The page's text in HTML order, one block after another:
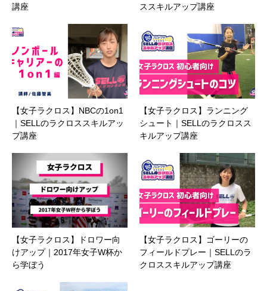
講座
ススキルアップ講座
【女子ラクロス】NBCの1on1
｜SELLのラクロススキルアッ
プ講座
【女子ラクロス】ランニング
シュート｜SELLのラクロスス
キルアップ講座
【女子ラクロス】ドロワー向
けアップ｜2017年女子W杯か
ら学ぼう
【女子ラクロス】ゴーリーの
フィールドプレー｜SELLのラ
クロススキルアップ講座